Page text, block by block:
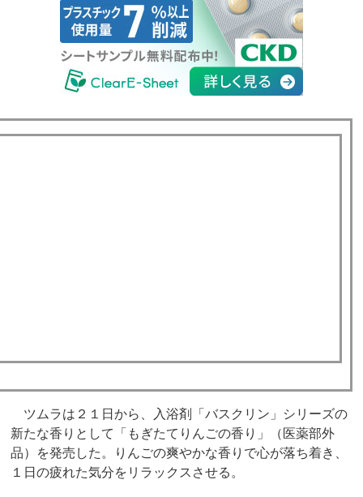
ツムラは２１日から、入浴剤「バスクリン」シリーズの
新たな香りとして「もぎたてりんごの香り」（医薬部外
品）を発売した。りんごの爽やかな香りで心が落ち着き、
１日の疲れた気分をリラックスさせる。